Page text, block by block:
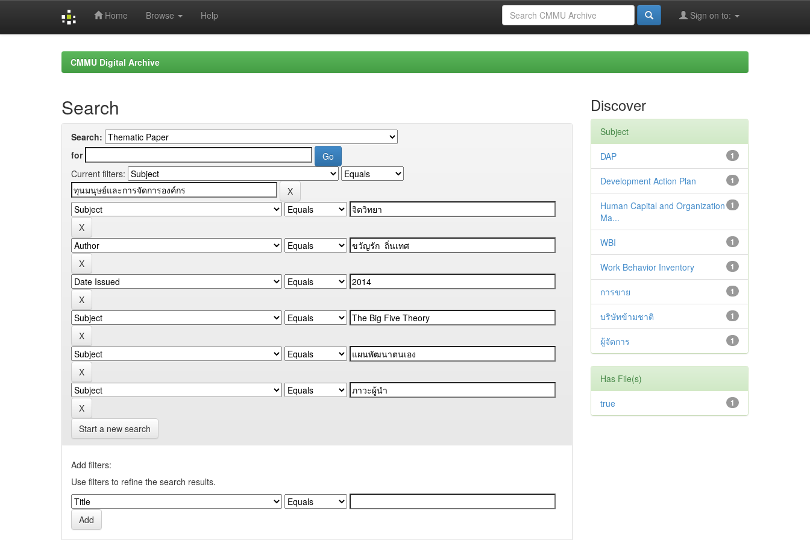
Home Browse Help Sign on to:
CMMU Digital Archive
Search
Search:
for
Current filters:
Start a new search
Add filters:
Use filters to refine the search results.
Discover
Subject
1
DAP
1
Development Action Plan
1
Human Capital and Organization
Ma...
1
WBI
1
Work Behavior Inventory
1
การขาย
1
บริษัทข้ามชาติ
1
ผู้จัดการ
Has File(s)
1
true